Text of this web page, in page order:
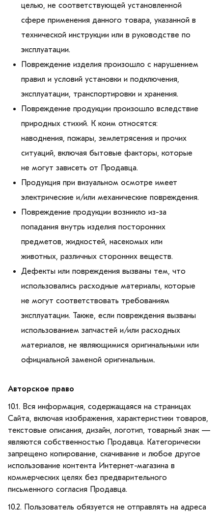
целью, не соответствующей установленной
сфере применения данного товара, указанной в
технической инструкции или в руководстве по
эксплуатации.
Повреждение изделия произошло с нарушением
правил и условий установки и подключения,
эксплуатации, транспортировки и хранения.
Повреждение продукции произошло вследствие
природных стихий. К коим относятся:
наводнения, пожары, землетрясения и прочих
ситуаций, включая бытовые факторы, которые
не могут зависеть от Продавца.
Продукция при визуальном осмотре имеет
электрические и/или механические повреждения.
Повреждение продукции возникло из-за
попадания внутрь изделия посторонних
предметов, жидкостей, насекомых или
животных, различных сторонних веществ.
Дефекты или повреждения вызваны тем, что
использовались расходные материалы, которые
не могут соответствовать требованиям
эксплуатации. Также, если повреждения вызваны
использованием запчастей и/или расходных
материалов, не являющимися оригинальными или
официальной заменой оригинальным.
Авторское право
10.1. Вся информация, содержащаяся на страницах
Сайта, включая изображения, характеристики товаров,
текстовые описания, дизайн, логотип, товарный знак —
являются собственностью Продавца. Категорически
запрещено копирование, скачивание и любое другое
использование контента Интернет-магазина в
коммерческих целях без предварительного
письменного согласия Продавца.
10.2. Пользователь обязуется не отправлять на адреса